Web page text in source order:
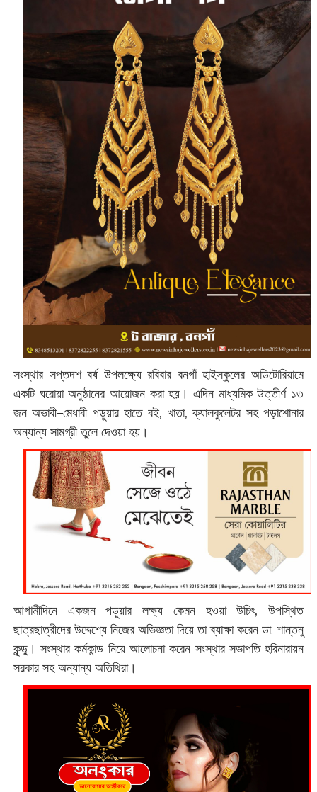
সংস্থার সপ্তদশ বর্ষ উপলক্ষ্যে রবিবার বনগাঁ হাইস্কুলের অডিটোরিয়ামে
একটি ঘরোয়া অনুষ্ঠানের আয়োজন করা হয়। এদিন মাধ্যমিক উত্তীর্ণ ১৩
জন অভাবী–মেধাবী পড়ুয়ার হাতে বই, খাতা, ক্যালকুলেটর সহ পড়াশোনার
অন্যান্য সামগ্রী তুলে দেওয়া হয়।
আগামীদিনে একজন পড়ুয়ার লক্ষ্য কেমন হওয়া উচিৎ, উপস্থিত
ছাত্রছাত্রীদের উদ্দেশ্যে নিজের অভিজ্ঞতা দিয়ে তা ব্যাক্ষা করেন ডা: ‌শান্তনু
কুন্ডু। সংস্থার কর্মকান্ড নিয়ে আলোচনা করেন সংস্থার সভাপতি হরিনারায়ন
সরকার সহ অন্যান্য অতিথিরা।